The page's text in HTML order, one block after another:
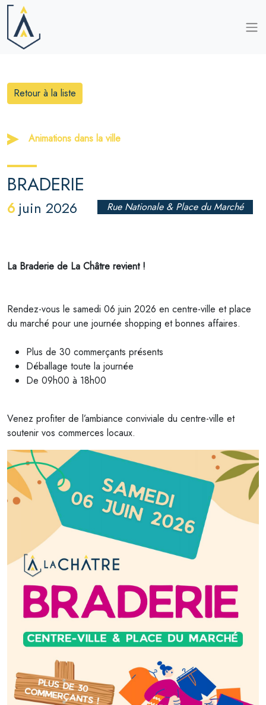
Retour à la liste
Animations dans la ville
BRADERIE
6 juin 2026 Rue Nationale & Place du Marché
La Braderie de La Châtre revient !
Rendez-vous le samedi 06 juin 2026 en centre-ville et place
du marché pour une journée shopping et bonnes affaires.
Plus de 30 commerçants présents
Déballage toute la journée
De 09h00 à 18h00
Venez profiter de l’ambiance conviviale du centre-ville et
soutenir vos commerces locaux.